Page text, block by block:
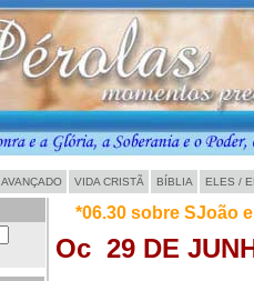
AVANÇADO VIDA CRISTÃ BÍBLIA ELES /
*06.30 sobre SJoão
Oc 29 DE